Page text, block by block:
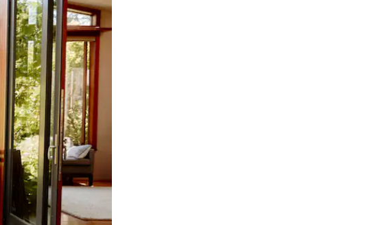
abajo, o bien tocando y deslizando la pantalla.